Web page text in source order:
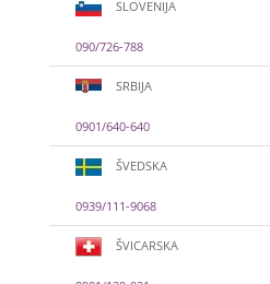
SLOVENIJA
090/726-788
SRBIJA
0901/640-640
ŠVEDSKA
0939/111-9068
ŠVICARSKA